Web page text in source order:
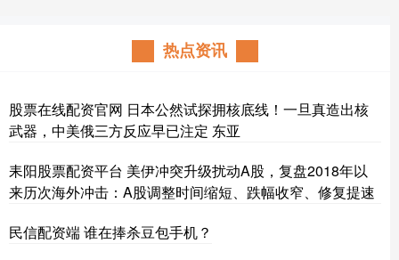
热点资讯
股票在线配资官网 日本公然试探拥核底线！一旦真造出核
武器，中美俄三方反应早已注定 东亚
耒阳股票配资平台 美伊冲突升级扰动A股，复盘2018年以
来历次海外冲击：A股调整时间缩短、跌幅收窄、修复提速
民信配资端 谁在捧杀豆包手机？